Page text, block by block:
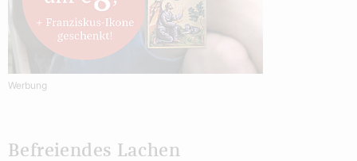
Werbung
Befreiendes Lachen